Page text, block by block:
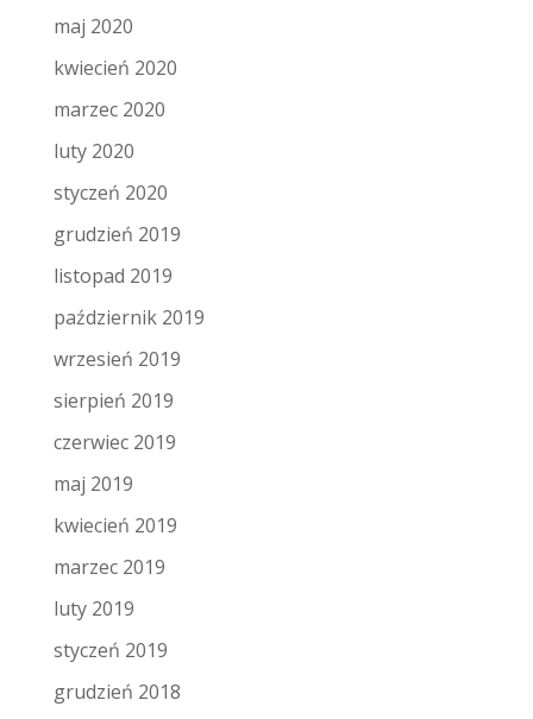
maj 2020
kwiecień 2020
marzec 2020
luty 2020
styczeń 2020
grudzień 2019
listopad 2019
październik 2019
wrzesień 2019
sierpień 2019
czerwiec 2019
maj 2019
kwiecień 2019
marzec 2019
luty 2019
styczeń 2019
grudzień 2018